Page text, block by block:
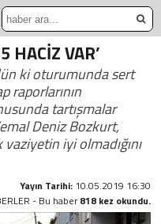
HACİZ VAR’
ki oturumunda sert
raporlarının
tartışmalar
Deniz Bozkurt,
iyi olmadığını
Yayın Tarihi: 10.05.2019 16:30
- Bu haber818 kez okundu.